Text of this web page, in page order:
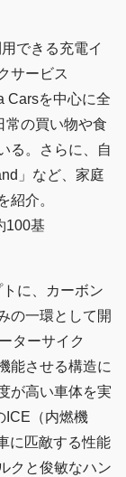
できる充電イ
サービス
Carsを中心に全
の買い物や食
る。さらに、自
」など、家庭
紹介。
100基
に、カーボン
の一環として開
ターサイク
能させる構造に
が高い車体を実
ICE（内燃機
に匹敵する性能
クと俊敏なハン